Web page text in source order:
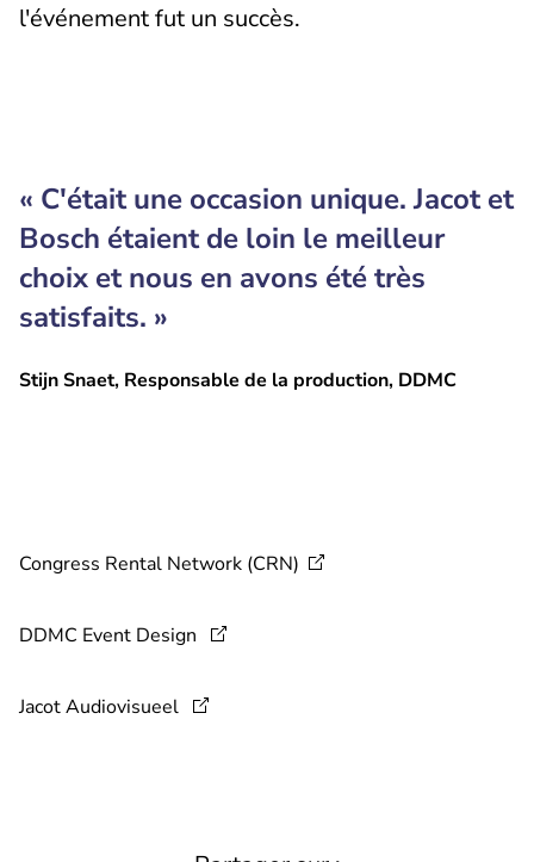
l'événement fut un succès.
« C'était une occasion unique. Jacot et
Bosch étaient de loin le meilleur
choix et nous en avons été très
satisfaits. »
Stijn Snaet, Responsable de la production, DDMC
Congress Rental Network (CRN)
DDMC Event Design
Jacot Audiovisueel